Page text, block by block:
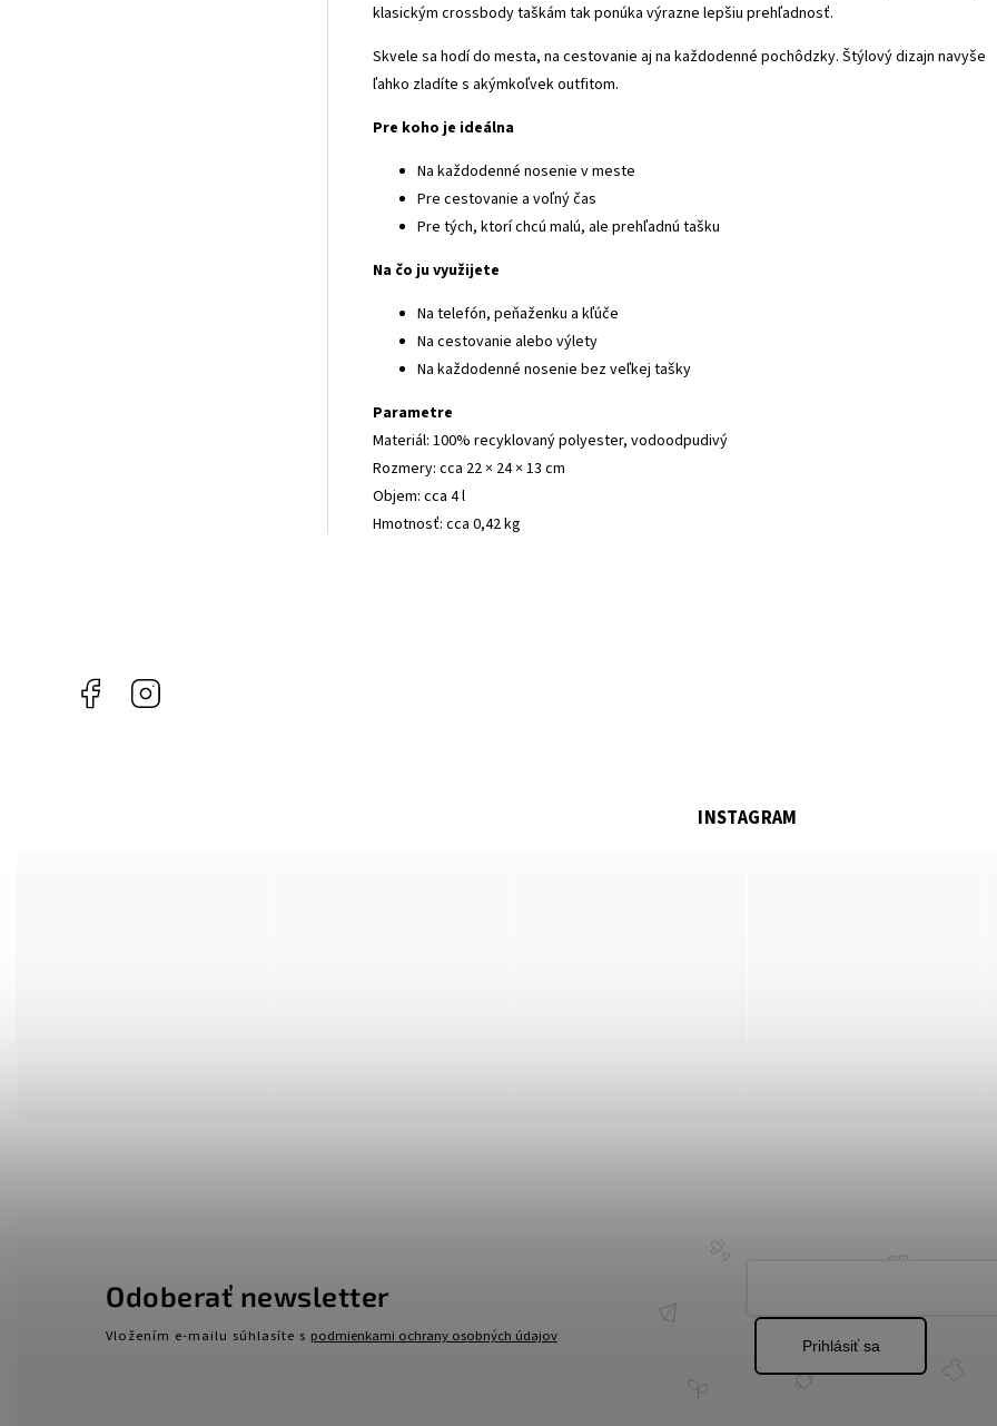
klasickým crossbody taškám tak ponúka výrazne lepšiu prehľadnosť.
Skvele sa hodí do mesta, na cestovanie aj na každodenné pochôdzky. Štýlový dizajn navyše
ľahko zladíte s akýmkoľvek outfitom.
Pre koho je ideálna
Na každodenné nosenie v meste
Pre cestovanie a voľný čas
Pre tých, ktorí chcú malú, ale prehľadnú tašku
Na čo ju využijete
Na telefón, peňaženku a kľúče
Na cestovanie alebo výlety
Na každodenné nosenie bez veľkej tašky
Parametre
Materiál: 100% recyklovaný polyester, vodoodpudivý
Rozmery: cca 22 × 24 × 13 cm
Objem: cca 4 l
Hmotnosť: cca 0,42 kg
Facebook
INSTAGRAM
Odoberať newsletter
Vložením e-mailu súhlasíte s podmienkami ochrany osobných údajov
Prihlásiť sa